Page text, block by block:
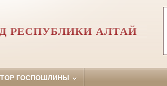
РЕСПУБЛИКИ АЛТАЙ
ГОСПОШЛИНЫ